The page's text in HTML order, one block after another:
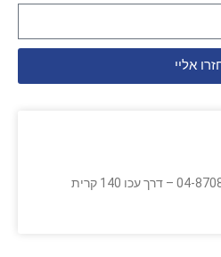
אליי
אורטופדים בקריות – 04-8708818 – דרך עכו 140 קרית